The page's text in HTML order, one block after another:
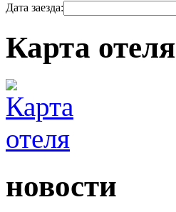
Дата заезда:
Карта отеля
новости